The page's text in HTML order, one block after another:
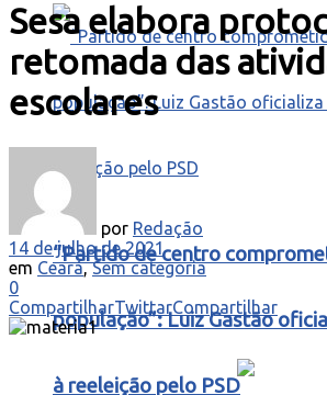
“Partido de centro
população”: Luiz Gastão
à reeleição pelo PSD
Sesa elabora
retomada das
escolares
por Redação
14 de julho de 2021
em Ceará,Sem categoria
0
CompartilharTwittarCompartilhar